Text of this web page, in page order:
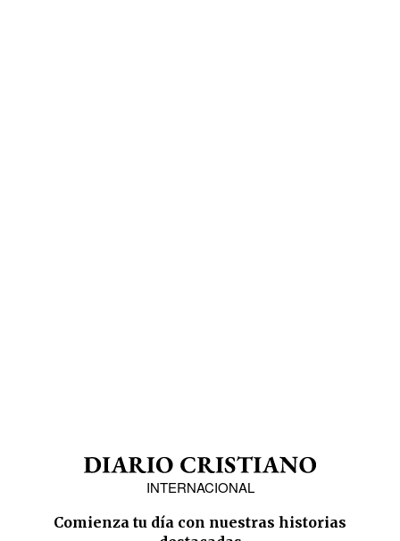
INTERNACIONAL
Comienza tu día con nuestras historias